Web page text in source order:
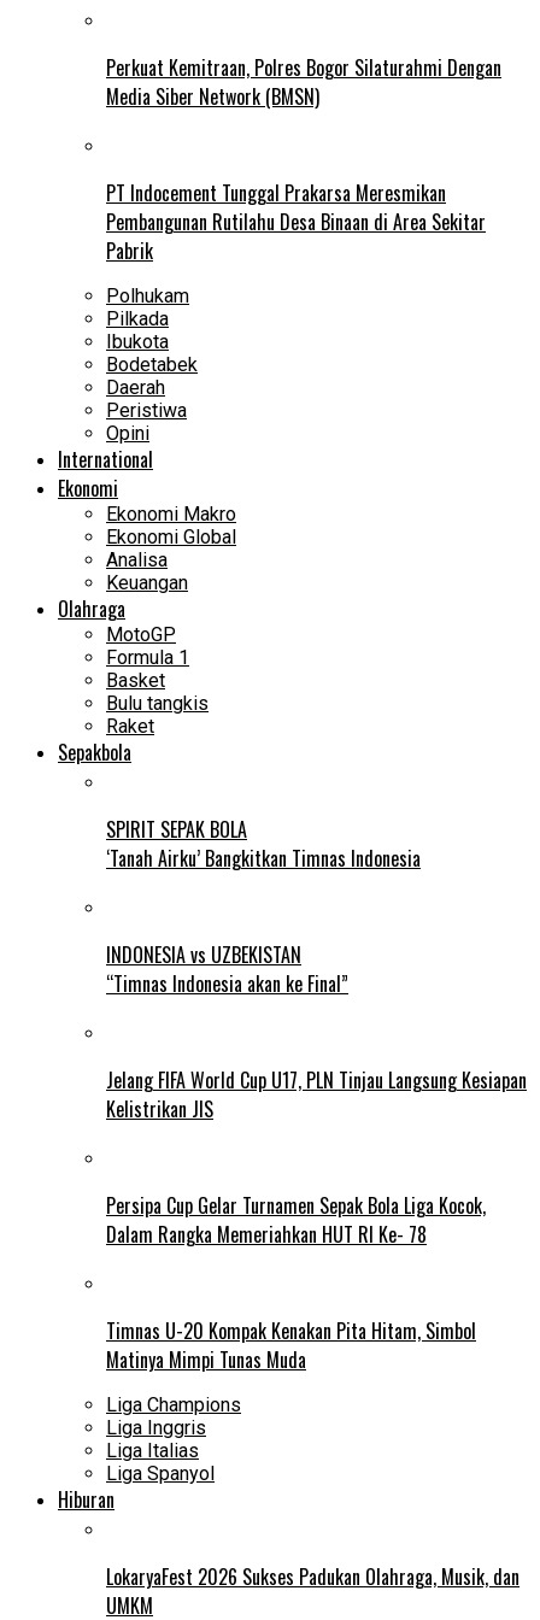
Perkuat Kemitraan, Polres Bogor Silaturahmi Dengan
Media Siber Network (BMSN)
PT Indocement Tunggal Prakarsa Meresmikan
Pembangunan Rutilahu Desa Binaan di Area Sekitar
Pabrik
Polhukam
Pilkada
Ibukota
Bodetabek
Daerah
Peristiwa
Opini
International
Ekonomi
Ekonomi Makro
Ekonomi Global
Analisa
Keuangan
Olahraga
MotoGP
Formula 1
Basket
Bulu tangkis
Raket
Sepakbola
SPIRIT SEPAK BOLA
‘Tanah Airku’ Bangkitkan Timnas Indonesia
INDONESIA vs UZBEKISTAN
“Timnas Indonesia akan ke Final”
Jelang FIFA World Cup U17, PLN Tinjau Langsung Kesiapan
Kelistrikan JIS
Persipa Cup Gelar Turnamen Sepak Bola Liga Kocok,
Dalam Rangka Memeriahkan HUT RI Ke- 78
Timnas U-20 Kompak Kenakan Pita Hitam, Simbol
Matinya Mimpi Tunas Muda
Liga Champions
Liga Inggris
Liga Italias
Liga Spanyol
Hiburan
LokaryaFest 2026 Sukses Padukan Olahraga, Musik, dan
UMKM